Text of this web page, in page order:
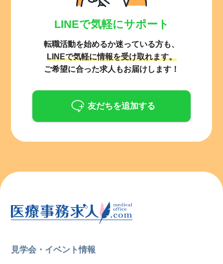
LINEで気軽にサポート
転職活動を始めるか迷っている方も、
LINEで気軽に情報を受け取れます。
ご希望に合った求人もお届けします！
友だちを追加する
見学会・イベント情報